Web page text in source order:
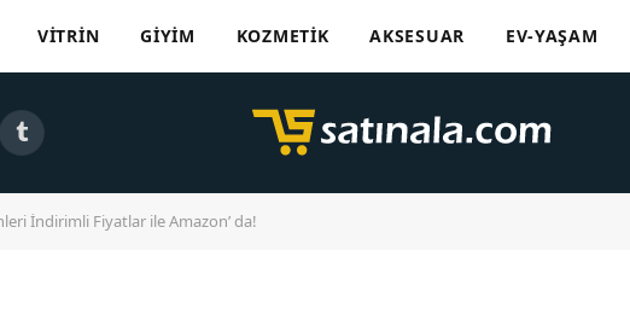
VITRIN GIYIM KOZMETIK AKSESUAR EV-YAŞAM
Tumblr
İndirimli Fiyatlar ile Amazon’ da!